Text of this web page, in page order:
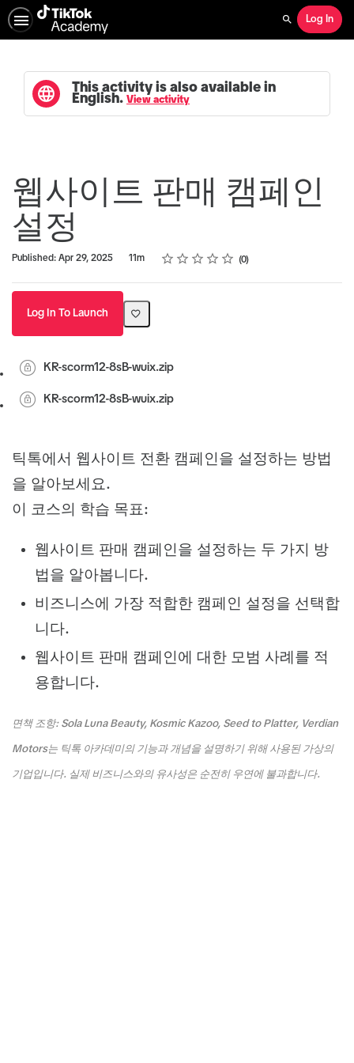
Search
Log In
This activity is also available in
English. View activity
웹사이트 판매 캠페인
설정
Published: Apr 29, 2025
Duration 11m Rating
1 star
2 stars
3 stars
4 stars
5 stars
Average rating: 0 0
No reviews
Log In To Launch
KR-scorm12-8sB-wuix.zip
KR-scorm12-8sB-wuix.zip
틱톡에서 웹사이트 전환 캠페인을 설정하는 방법
을 알아보세요.
이 코스의 학습 목표:
웹사이트 판매 캠페인을 설정하는 두 가지 방
법을 알아봅니다.
비즈니스에 가장 적합한 캠페인 설정을 선택합
니다.
웹사이트 판매 캠페인에 대한 모범 사례를 적
용합니다.
면책 조항: Sola Luna Beauty, Kosmic Kazoo, Seed to Platter, Verdian
Motors는 틱톡 아카데미의 기능과 개념을 설명하기 위해 사용된 가상의
기업입니다. 실제 비즈니스와의 유사성은 순전히 우연에 불과합니다.